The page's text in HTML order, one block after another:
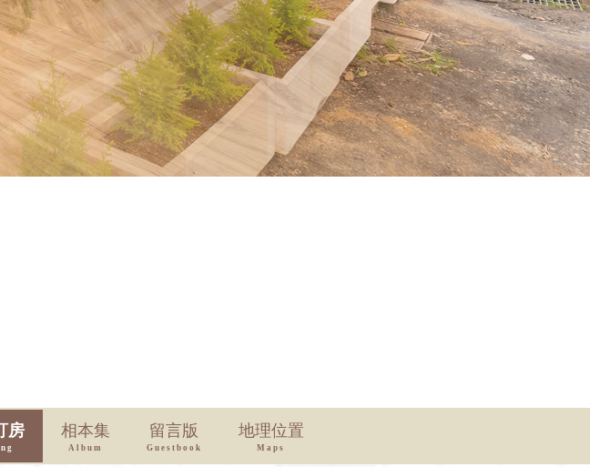
房 相本集
Album
留言版
Guestbook
地理位置
Maps